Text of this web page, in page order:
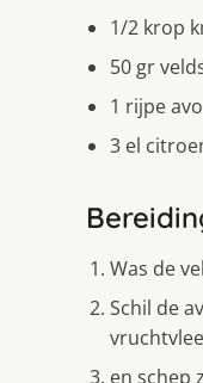
1/2 krop
50 gr
1 rijpe
3 el
Was de
Schil de
en schep